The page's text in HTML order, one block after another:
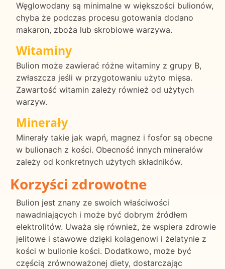
Węglowodany są minimalne w większości bulionów,
chyba że podczas procesu gotowania dodano
makaron, zboża lub skrobiowe warzywa.
Witaminy
Bulion może zawierać różne witaminy z grupy B,
zwłaszcza jeśli w przygotowaniu użyto mięsa.
Zawartość witamin zależy również od użytych
warzyw.
Minerały
Minerały takie jak wapń, magnez i fosfor są obecne
w bulionach z kości. Obecność innych minerałów
zależy od konkretnych użytych składników.
Korzyści zdrowotne
Bulion jest znany ze swoich właściwości
nawadniających i może być dobrym źródłem
elektrolitów. Uważa się również, że wspiera zdrowie
jelitowe i stawowe dzięki kolagenowi i żelatynie z
kości w bulionie kości. Dodatkowo, może być
częścią zrównoważonej diety, dostarczając